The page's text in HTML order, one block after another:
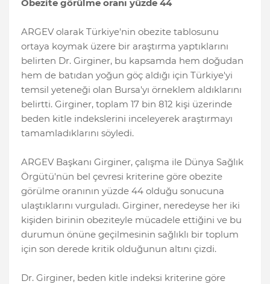
Obezite görülme oranı yüzde 44
ARGEV olarak Türkiye'nin obezite tablosunu
ortaya koymak üzere bir araştırma yaptıklarını
belirten Dr. Girginer, bu kapsamda hem doğudan
hem de batıdan yoğun göç aldığı için Türkiye'yi
temsil yeteneği olan Bursa'yı örneklem aldıklarını
belirtti. Girginer, toplam 17 bin 812 kişi üzerinde
beden kitle indekslerini inceleyerek araştırmayı
tamamladıklarını söyledi.
ARGEV Başkanı Girginer, çalışma ile Dünya Sağlık
Örgütü'nün bel çevresi kriterine göre obezite
görülme oranının yüzde 44 olduğu sonucuna
ulaştıklarını vurguladı. Girginer, neredeyse her iki
kişiden birinin obeziteyle mücadele ettiğini ve bu
durumun önüne geçilmesinin sağlıklı bir toplum
için son derede kritik olduğunun altını çizdi.
Dr. Girginer, beden kitle indeksi kriterine göre